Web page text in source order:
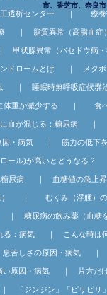
市、香芝市、奈良
透析センター ｜ 療
｜ 脂質異常（高脂血症
甲状腺異常（バセドウ病
ドロームとは ｜ メタ
｜ 睡眠時無呼吸症候群
体重が減少する ｜ 食
血が混じる：糖尿病 ｜
因・病気 ｜ 筋力の低下
ール)が高いとどうなる？
尿病 ｜ 血糖値の急上
｜ むくみ（浮腫）
｜ 糖尿病の飲み薬（血糖
る：病気 ｜ こんな時は
苦しさの原因・病気 ｜
い原因・病気 ｜ 片方だ
「ジンジン」「ピリピ